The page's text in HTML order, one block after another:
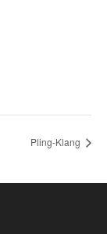
Pling-Klang